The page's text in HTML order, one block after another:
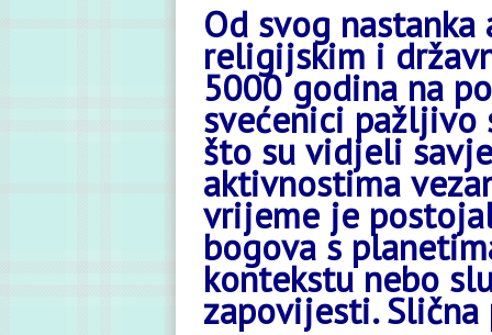
Od svog
religijskim i
5000 godina na
svećenici pažljivo
što su vidjeli
aktivnostima
vrijeme je
bogova s
kontekstu nebo
zapovijesti.